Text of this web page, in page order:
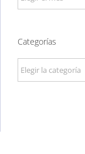
Categorías
Categorías